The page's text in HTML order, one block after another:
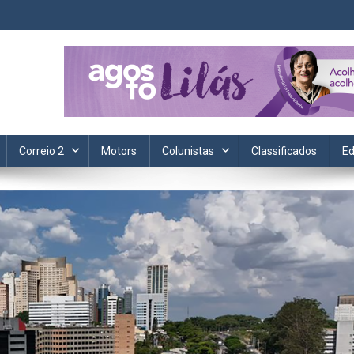
Informação, política, saúde, economia, esportes e cotidiano.
Correio 2 Motors Colunistas Classificados